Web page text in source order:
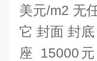
美元/m2 无
它 封面 封
座 15000